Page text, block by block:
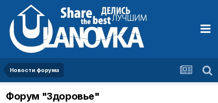
Новости форума
Форум "Здоровье"